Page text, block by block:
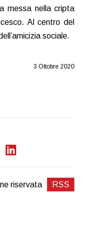
messa nella cripta
Al centro del
sociale.
3 Ottobre 2020
riservata RSS